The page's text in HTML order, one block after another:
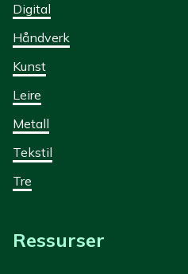
Digital
Håndverk
Kunst
Leire
Metall
Tekstil
Tre
Ressurser